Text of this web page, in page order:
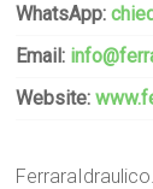
WhatsApp:
Email:
Website: